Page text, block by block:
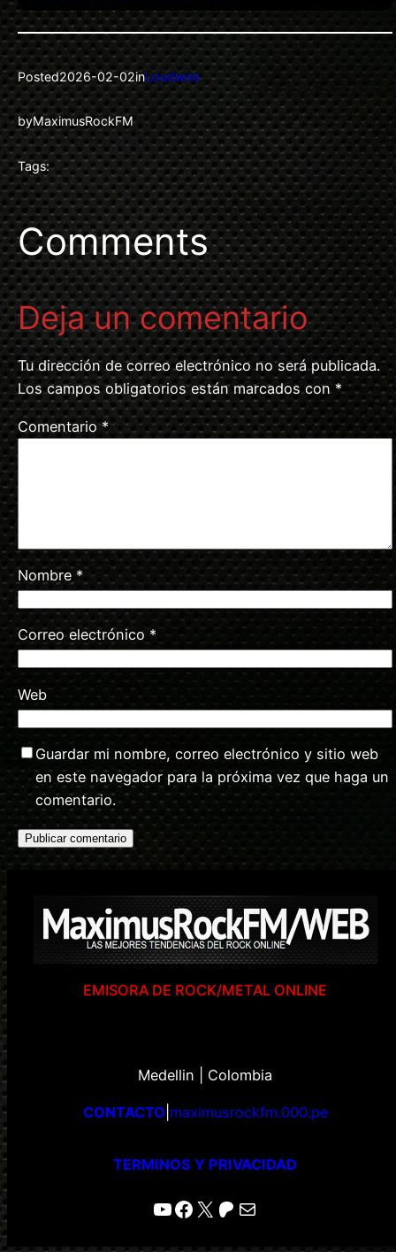
Posted2026-02-02inLoudwire
byMaximusRockFM
Tags:
Comments
Deja un comentario
Tu dirección de correo electrónico no será publicada.
Los campos obligatorios están marcados con *
Comentario*
Nombre *
Correo electrónico *
Web
Guardar mi nombre, correo electrónico y sitio web
en este navegador para la próxima vez que haga un
comentario.
EMISORA DE ROCK/METAL ONLINE
Medellin | Colombia
CONTACTO maximusrockfm.000.pe
TERMINOS Y PRIVACIDAD
YouTube
Facebook
X Patreon
Correo electrónico